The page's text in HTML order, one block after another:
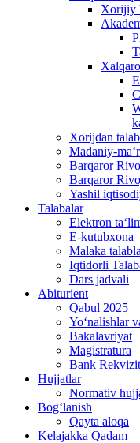
Xorijiy
Xorijdan
Madaniy-
Barqaror
Barqaror
Yashil
Talabalar
Elektron
E-kutubxona
Malaka
Iqtidorli
Dars jadvali
Abiturient
Qabul 2025
Yo‘nalishlar
Bakalavriyat
Magistratura
Bank
Hujjatlar
Normativ
Bog‘lanish
Qayta aloqa
Kelajakka Qadam